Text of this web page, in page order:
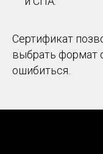
Сертификат
выбрать формат
ошибиться.